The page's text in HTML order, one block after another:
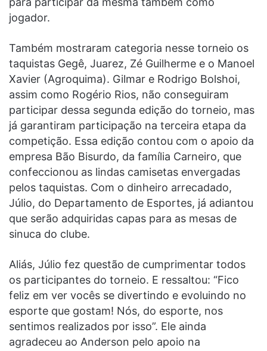
jogador.
Também mostraram categoria nesse torneio os
taquistas Gegê, Juarez, Zé Guilherme e o Manoel
Xavier (Agroquima). Gilmar e Rodrigo Bolshoi,
assim como Rogério Rios, não conseguiram
participar dessa segunda edição do torneio, mas
já garantiram participação na terceira etapa da
competição. Essa edição contou com o apoio da
empresa Bão Bisurdo, da família Carneiro, que
confeccionou as lindas camisetas envergadas
pelos taquistas. Com o dinheiro arrecadado,
Júlio, do Departamento de Esportes, já adiantou
que serão adquiridas capas para as mesas de
sinuca do clube.
Aliás, Júlio fez questão de cumprimentar todos
os participantes do torneio. E ressaltou: “Fico
feliz em ver vocês se divertindo e evoluindo no
esporte que gostam! Nós, do esporte, nos
sentimos realizados por isso”. Ele ainda
agradeceu ao Anderson pelo apoio na